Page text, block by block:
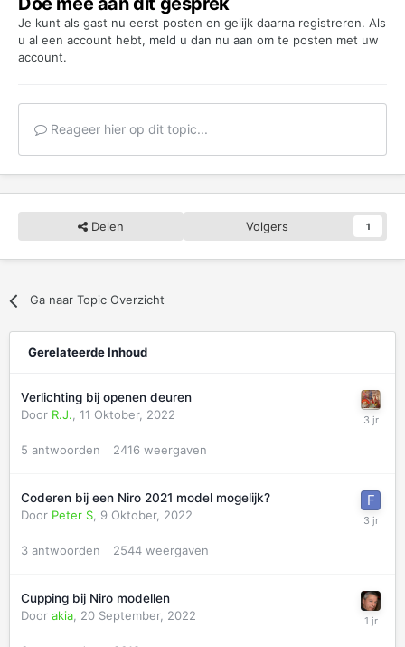
Je kunt als gast nu eerst posten en gelijk daarna registreren. Als
u al een account hebt, meld u dan nu aan om te posten met uw
account.
Reageer hier op dit topic...
Delen Volgers 1
Ga naar Topic Overzicht
Gerelateerde Inhoud
Verlichting bij openen deuren
Door R.J. 11 Oktober, 2022
5 antwoorden 2416 weergaven
Coderen bij een Niro 2021 model mogelijk?
Door Peter S 9 Oktober, 2022
3 antwoorden 2544 weergaven
Cupping bij Niro modellen
Door akia 20 September, 2022